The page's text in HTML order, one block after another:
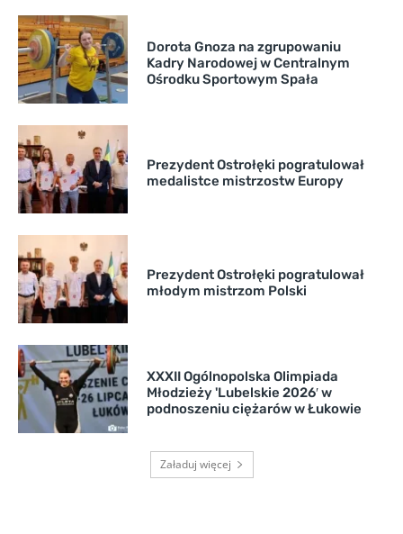
Dorota Gnoza na zgrupowaniu
Kadry Narodowej w Centralnym
Ośrodku Sportowym Spała
Prezydent Ostrołęki pogratulował
medalistce mistrzostw Europy
Prezydent Ostrołęki pogratulował
młodym mistrzom Polski
XXXII Ogólnopolska Olimpiada
Młodzieży 'Lubelskie 2026′ w
podnoszeniu ciężarów w Łukowie
Załaduj więcej